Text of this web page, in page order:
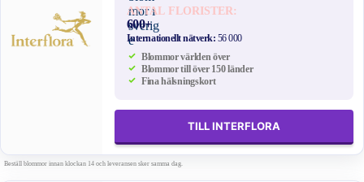
ANTAL FLORISTER:
600+
Internationellt nätverk: 56 000
Blommor världen över
Blommor till över 150 länder
Fina hälsningskort
TILL INTERFLORA
Beställ blommor innan klockan 14 och leveransen sker samma dag.